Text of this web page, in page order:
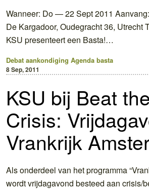
Wanneer: Do — 22 Sept 2011
De Kargadoor, Oudegracht 36, Utrecht
KSU presenteert een Basta!…
Debat aankondiging Agenda basta
8 Sep, 2011
KSU bij Beat the
Crisis:
Vrankrijk
Als onderdeel van het programma
wordt vrijdagavond besteed aan crisis/